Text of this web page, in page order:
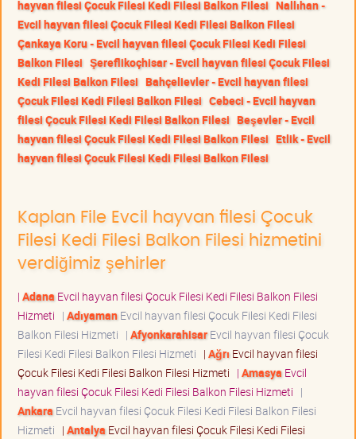
hayvan filesi Çocuk Filesi Kedi Filesi Balkon Filesi Nallıhan -
Evcil hayvan filesi Çocuk Filesi Kedi Filesi Balkon Filesi
Çankaya Koru - Evcil hayvan filesi Çocuk Filesi Kedi Filesi
Balkon Filesi Şereflikoçhisar - Evcil hayvan filesi Çocuk Filesi
Kedi Filesi Balkon Filesi Bahçelievler - Evcil hayvan filesi
Çocuk Filesi Kedi Filesi Balkon Filesi Cebeci - Evcil hayvan
filesi Çocuk Filesi Kedi Filesi Balkon Filesi Beşevler - Evcil
hayvan filesi Çocuk Filesi Kedi Filesi Balkon Filesi Etlik - Evcil
hayvan filesi Çocuk Filesi Kedi Filesi Balkon Filesi
Kaplan File Evcil hayvan filesi Çocuk
Filesi Kedi Filesi Balkon Filesi hizmetini
verdiğimiz şehirler
| Adana Evcil hayvan filesi Çocuk Filesi Kedi Filesi Balkon Filesi
Hizmeti | AdıyamanEvcil hayvan filesi Çocuk Filesi Kedi Filesi
Balkon Filesi Hizmeti | AfyonkarahisarEvcil hayvan filesi Çocuk
Filesi Kedi Filesi Balkon Filesi Hizmeti | Ağrı Evcil hayvan filesi
Çocuk Filesi Kedi Filesi Balkon Filesi Hizmeti | Amasya Evcil
hayvan filesi Çocuk Filesi Kedi Filesi Balkon Filesi Hizmeti |
Ankara Evcil hayvan filesi Çocuk Filesi Kedi Filesi Balkon Filesi
Hizmeti | Antalya Evcil hayvan filesi Çocuk Filesi Kedi Filesi